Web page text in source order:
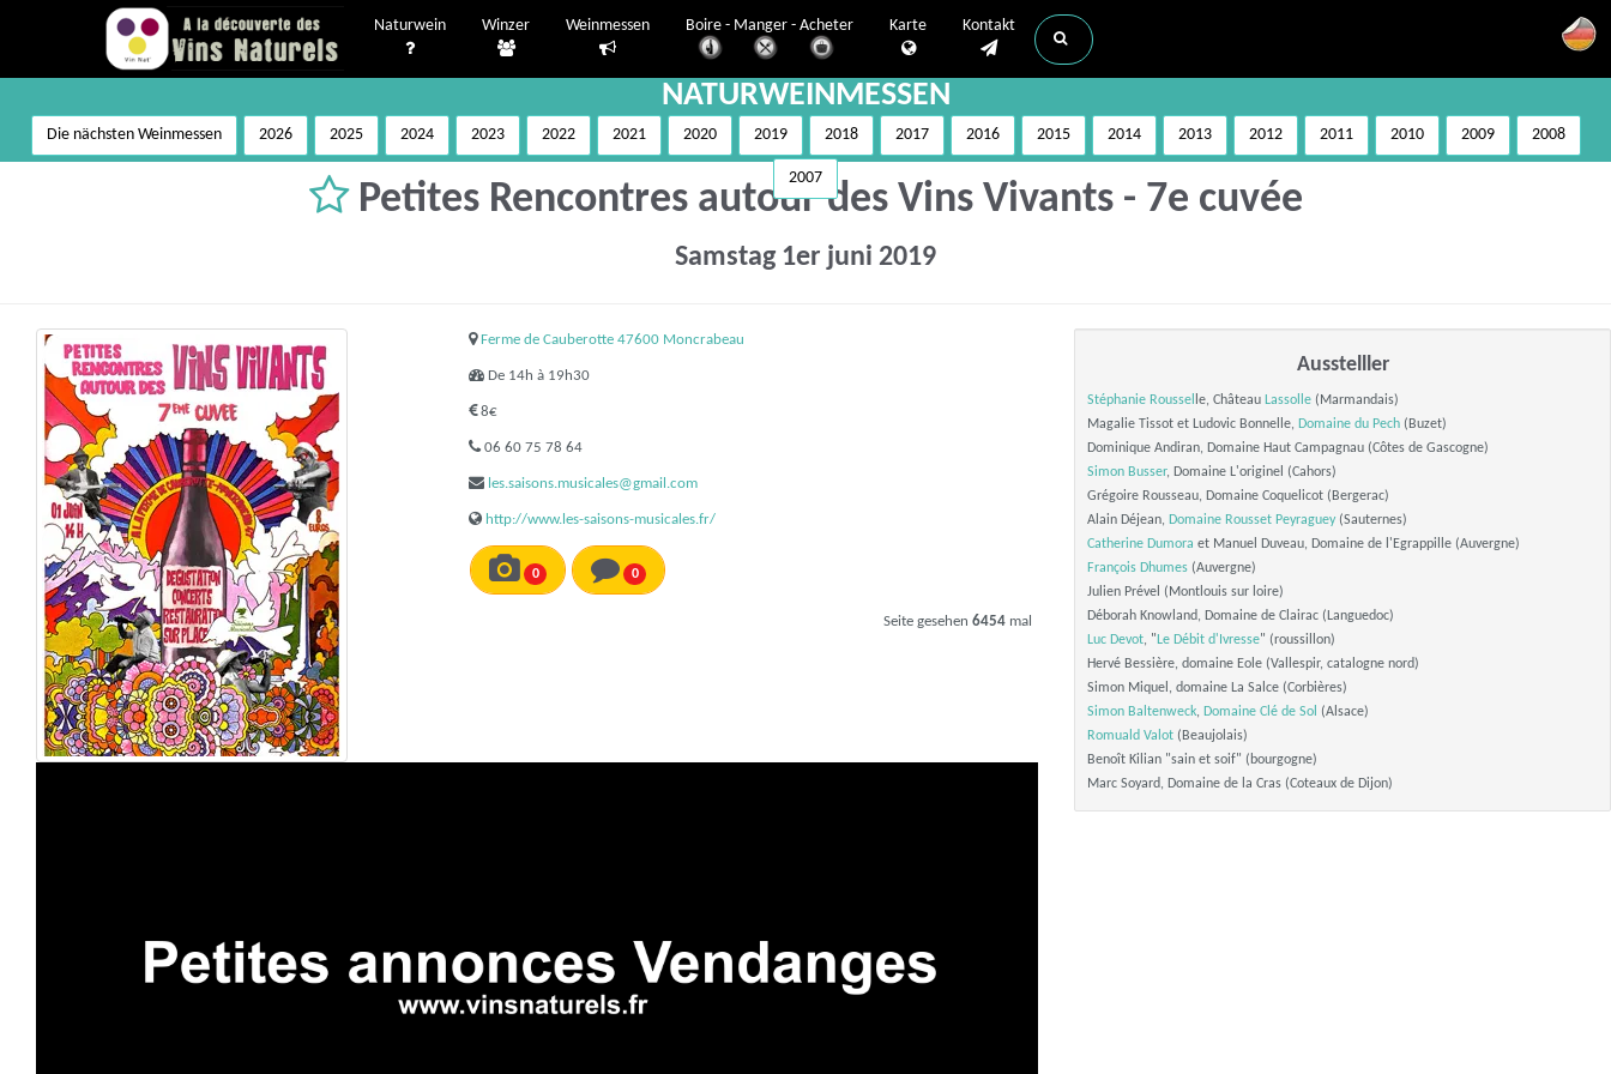
Naturwein Winzer Weinmessen Boire - Manger - Acheter Karte Kontakt
NATURWEINMESSEN
Die nächsten Weinmessen 2026 2025 2024 2023 2022 2021 2020 2019 2018 2017 2016 2015 2014 2013 2012 2011 2010 2009 2008
2007
Petites Rencontres autour des Vins Vivants - 7e cuvée
Samstag 1er juni 2019
Ferme de Cauberotte 47600 Moncrabeau
De 14h à 19h30
8€
06 60 75 78 64
les.saisons.musicales@gmail.com
http://www.les-saisons-musicales.fr/
0 0
Seite gesehen 6454mal
Ausstelller
Stéphanie Roussel le, Château Lassolle (Marmandais)
Magalie Tissot et Ludovic Bonnelle, Domaine du Pech (Buzet)
Dominique Andiran, Domaine Haut Campagnau (Côtes de Gascogne)
Simon Busser, Domaine L'originel (Cahors)
Grégoire Rousseau, Domaine Coquelicot (Bergerac)
Alain Déjean, Domaine Rousset Peyraguey(Sauternes)
Catherine Dumora et Manuel Duveau, Domaine de l'Egrappille (Auvergne)
François Dhumes (Auvergne)
Julien Prével (Montlouis sur loire)
Déborah Knowland, Domaine de Clairac (Languedoc)
Luc Devot, " Le Débit d'Ivresse" (roussillon)
Hervé Bessière, domaine Eole (Vallespir, catalogne nord)
Simon Miquel, domaine La Salce (Corbières)
Simon Baltenweck, Domaine Clé de Sol (Alsace)
Romuald Valot (Beaujolais)
Benoît Kilian "sain et soif" (bourgogne)
Marc Soyard, Domaine de la Cras (Coteaux de Dijon)